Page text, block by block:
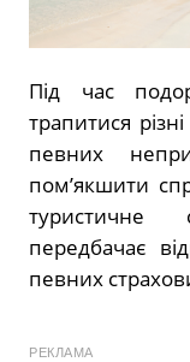
Під час
трапитися
певних
пом’якшити
туристичне
передбачає
певних
РЕКЛАМА